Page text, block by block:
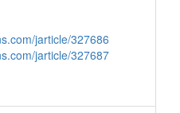
jarticle/327686
jarticle/327687